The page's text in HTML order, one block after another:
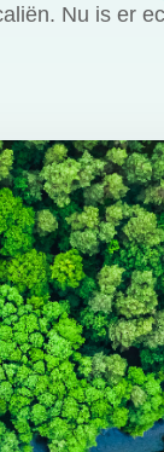
Nu is er